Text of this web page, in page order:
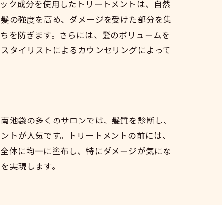
ク成分を使用したトリートメントは、自然
の強度を高め、ダメージを受けた部分を集
を防ぎます。さらには、髪のボリュームを
タイリストによるカウンセリングによって
池袋の多くのサロンでは、髪質を診断し、
が人気です。トリートメントの前には、
体に均一に塗布し、特にダメージが気にな
実現します。